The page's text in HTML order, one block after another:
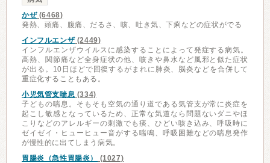
かぜ(6468)
発熱、頭痛、腹痛、だるさ、咳、吐き気、下痢などの症状がでる
インフルエンザ(2449)
インフルエンザウイルスに感染することによって発症する病気。
高熱、関節痛など全身症状の他、咳きや鼻水など風邪と似た症状
が出る。10日ほどで回復するがまれに肺炎、脳炎などを合併して
重症化することもある。
小児気管支喘息 (334)
子どもの喘息。そもそも空気の通り道である気管支が常に炎症を
起こし敏感となっているため、正常な気道なら問題ないダニやほ
こりなどのアレルギーの刺激でも痰、ひどい咳き込み、呼吸時に
ゼイゼイ・ヒューヒュー音がする喘鳴、呼吸困難などの喘息発作
が慢性的に出てしまう病気。
胃腸炎（急性胃腸炎）
(1027)